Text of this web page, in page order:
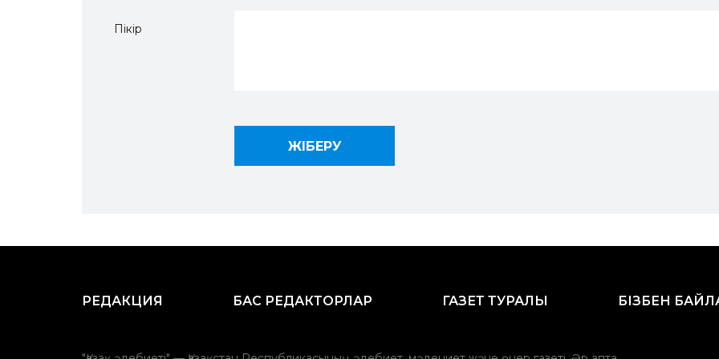
Пікір
РЕДАКЦИЯ БАС РЕДАКТОРЛАР ГАЗЕТ ТУРАЛЫ БІЗБЕН